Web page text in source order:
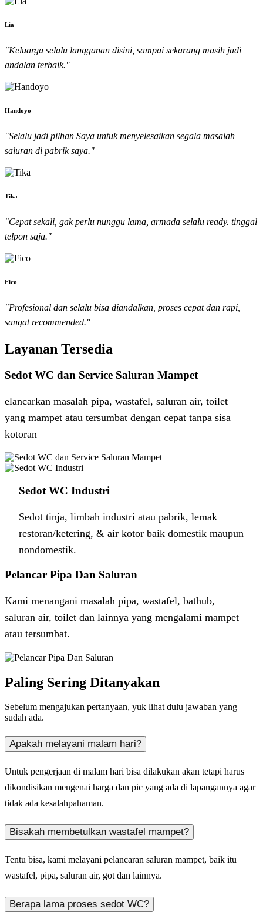
Lia
"Keluarga selalu langganan disini, sampai sekarang masih jadi
andalan terbaik."
Handoyo
"Selalu jadi pilhan Saya untuk menyelesaikan segala masalah
saluran di pabrik saya."
Tika
"Cepat sekali, gak perlu nunggu lama, armada selalu ready. tinggal
telpon saja."
Fico
"Profesional dan selalu bisa diandalkan, proses cepat dan rapi,
sangat recommended."
Layanan Tersedia
Sedot WC dan Service Saluran Mampet
elancarkan masalah pipa, wastafel, saluran air, toilet
yang mampet atau tersumbat dengan cepat tanpa sisa
kotoran
Sedot WC Industri ​
Sedot tinja, limbah industri atau pabrik, lemak
restoran/ketering, & air kotor baik domestik maupun
nondomestik.
Pelancar Pipa Dan Saluran
Kami menangani masalah pipa, wastafel, bathub,
saluran air, toilet dan lainnya yang mengalami mampet
atau tersumbat.
Paling Sering Ditanyakan
Sebelum mengajukan pertanyaan, yuk lihat dulu jawaban yang
sudah ada.
Apakah melayani malam hari?
Untuk pengerjaan di malam hari bisa dilakukan akan tetapi harus
dikondisikan mengenai harga dan pic yang ada di lapangannya agar
tidak ada kesalahpahaman.
Bisakah membetulkan wastafel mampet?
Tentu bisa, kami melayani pelancaran saluran mampet, baik itu
wastafel, pipa, saluran air, got dan lainnya.
Berapa lama proses sedot WC?